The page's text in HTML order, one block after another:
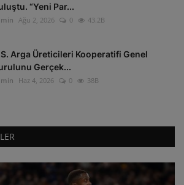
“Yeni Par...
Ağu 2, 2026 0 43.2B
Arga Üreticileri Kooperatifi Genel
Gerçek...
Haz 4, 2026 0 38B